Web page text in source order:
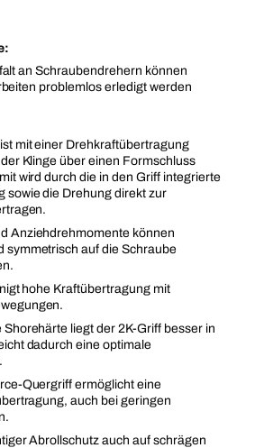
an Schraubendrehern können
problemlos erledigt werden
mit einer Drehkraftübertragung
Klinge über einen Formschluss
wird durch die in den Griff integrierte
sowie die Drehung direkt zur
Anziehdrehmomente können
symmetrisch auf die Schraube
hohe Kraftübertragung mit
Shorehärte liegt der 2K-Griff besser in
dadurch eine optimale
Quergriff ermöglicht eine
auch bei geringen
Abrollschutz auch auf schrägen